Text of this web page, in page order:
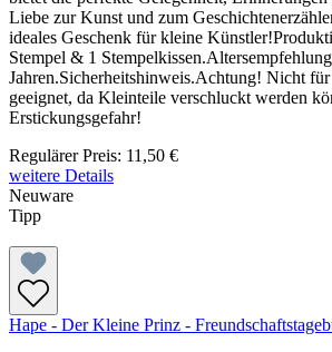
Liebe zur Kunst und zum
ideales Geschenk für kleine
Stempel & 1
Jahren.Sicherheitshinweis.Achtung! Nicht
geeignet, da Kleinteile verschluckt werden
Erstickungsgefahr!
Regulärer Preis: 11,50 €
weitere Details
Neuware
Tipp
Hape - Der Kleine Prinz -